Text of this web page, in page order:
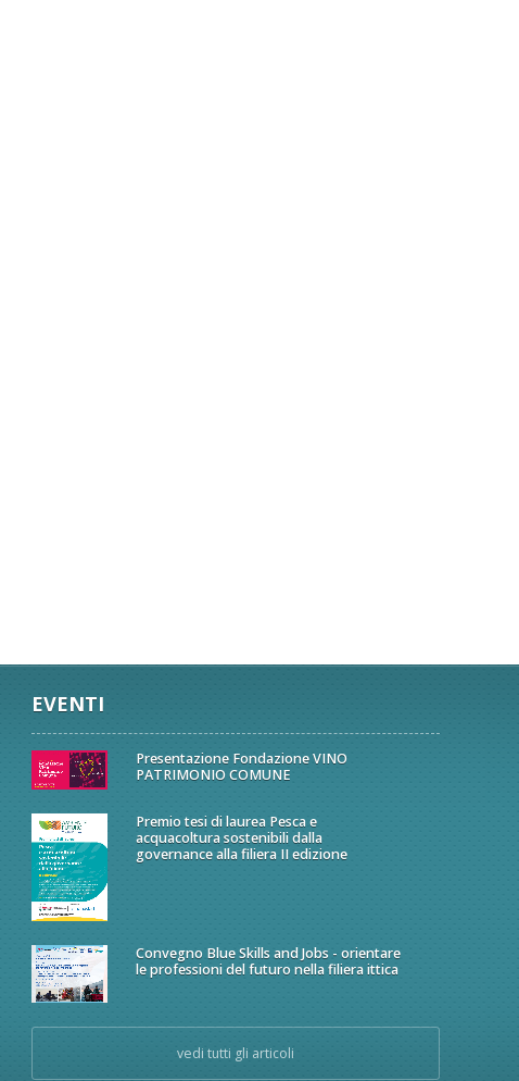
EVENTI
Presentazione Fondazione VINO
PATRIMONIO COMUNE
Premio tesi di laurea Pesca e
acquacoltura sostenibili dalla
governance alla filiera II edizione
Convegno Blue Skills and Jobs - orientare
le professioni del futuro nella filiera ittica
vedi tutti gli articoli